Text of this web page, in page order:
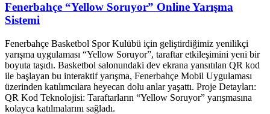
Fenerbahçe “Yellow Soruyor” Online Yarışma
Sistemi
Fenerbahçe Basketbol Spor Kulübü için geliştirdiğimiz yenilikçi
yarışma uygulaması “Yellow Soruyor”, taraftar etkileşimini yeni bir
boyuta taşıdı. Basketbol salonundaki dev ekrana yansıtılan QR kod
ile başlayan bu interaktif yarışma, Fenerbahçe Mobil Uygulaması
üzerinden katılımcılara heyecan dolu anlar yaşattı. Proje Detayları:
QR Kod Teknolojisi: Taraftarların “Yellow Soruyor” yarışmasına
kolayca katılmalarını sağladı.